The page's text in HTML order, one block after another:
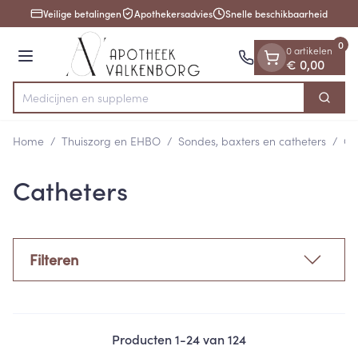
Ga naar de inhoud
1 van 1Veilige betalingen Apothekersadvies Snelle beschikbaarheid
Menu
Product, merk, categorie...
Med Zoek
0 artikelen
€ 0,00
0
Home / Thuiszorg en EHBO / Sondes, baxters en catheters /
Catheters
Filteren
Producten1-24van124